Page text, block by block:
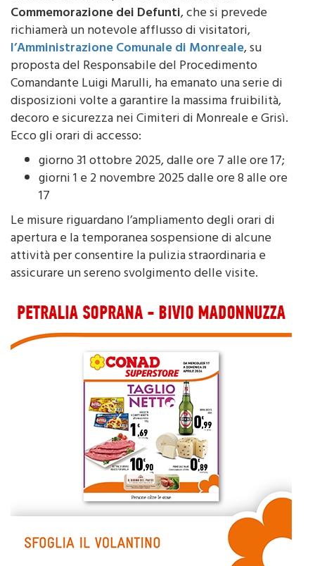
In occasione della prossima festività della
Commemorazione dei Defunti, che si prevede
richiamerà un notevole afflusso di visitatori,
l’Amministrazione Comunale di Monreale, su
proposta del Responsabile del Procedimento
Comandante Luigi Marulli, ha emanato una serie di
disposizioni volte a garantire la massima fruibilità,
decoro e sicurezza nei Cimiteri di Monreale e Grisì.
Ecco gli orari di accesso:
giorno 31 ottobre 2025, dalle ore 7 alle ore 17;
giorni 1 e 2 novembre 2025 dalle ore 8 alle ore
17
Le misure riguardano l’ampliamento degli orari di
apertura e la temporanea sospensione di alcune
attività per consentire la pulizia straordinaria e